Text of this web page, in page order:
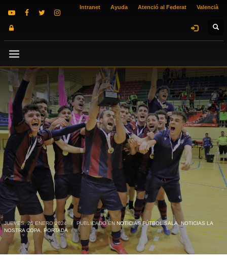
Intranet Ayuda Atenció al Federat Valencià
JUEVES, 25 ENERO 2024 / PUBLICADO EN NOTICIAS FÚTBOL SALA, NOTICIAS LA
NOSTRA COPA
PORTADA